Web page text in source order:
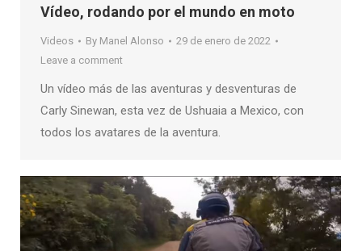
Vídeo, rodando por el mundo en moto
Videos By Manel Alonso
29 de enero de 2022
Leave a comment
Un vídeo más de las aventuras y desventuras de
Carly Sinewan, esta vez de Ushuaia a Mexico, con
todos los avatares de la aventura.